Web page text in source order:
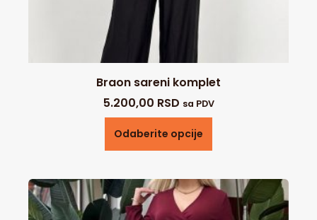
Braon sareni komplet
5.200,00 RSD sa PDV
Odaberite opcije